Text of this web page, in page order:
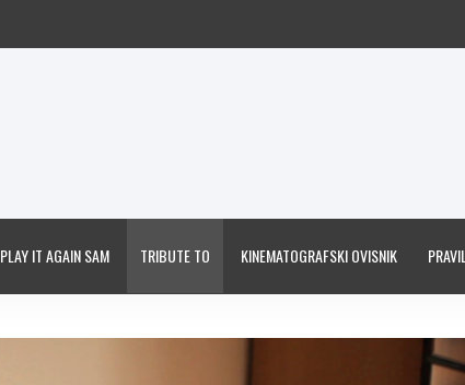
PLAY IT AGAIN SAM TRIBUTE TO KINEMATOGRAFSKI OVISNIK